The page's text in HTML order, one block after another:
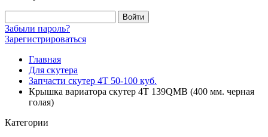
Забыли пароль?
Зарегистрироваться
Главная
Для скутера
Запчасти скутер 4Т 50-100 куб.
Крышка вариатора скутер 4Т 139QMB (400 мм. черная
голая)
Категории